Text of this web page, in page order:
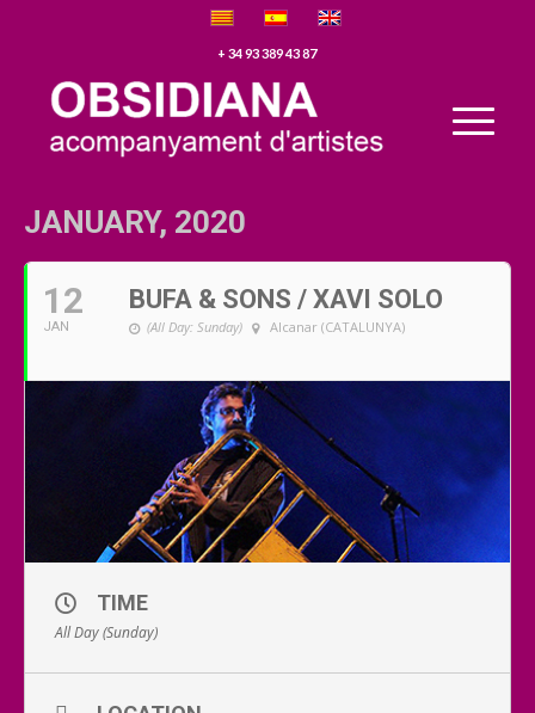
+ 34 93 389 43 87
JANUARY, 2020
12
JAN
BUFA & SONS / XAVI SOLO
(All Day: Sunday) Alcanar (CATALUNYA)
TIME
All Day (Sunday)